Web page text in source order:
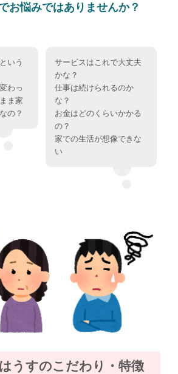
お悩みではありませんか？
いう
わっ
ま家
の？
サービスはこれで大丈夫
かな？
仕事は続けられるのか
な？
お金はどのくらいかかる
の？
家での生活が想像できな
い
うすのこだわり・特徴